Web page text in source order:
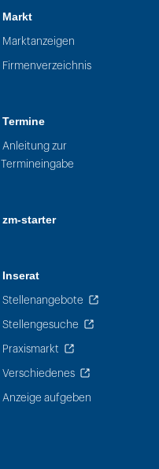
Markt
Marktanzeigen
Firmenverzeichnis
Termine
Anleitung zur
Termineingabe
zm-starter
Inserat
Stellenangebote
Stellengesuche
Praxismarkt
Verschiedenes
Anzeige aufgeben